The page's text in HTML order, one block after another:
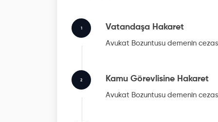
1 Vatandaşa Hakaret
Avukat Bozuntusu demenin
2 Kamu Görevlisine Hakaret
Avukat Bozuntusu demenin